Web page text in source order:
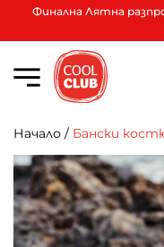
Финална Лятна
Начало / Бански